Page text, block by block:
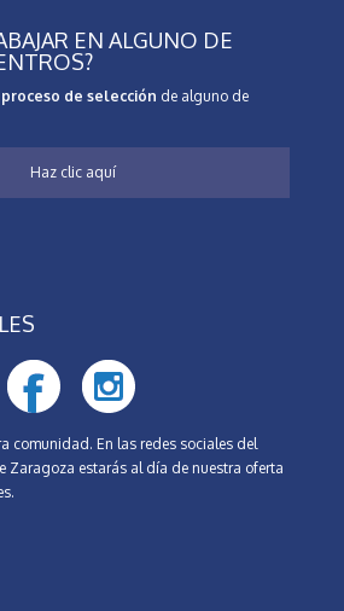
EN ALGUNO DE
proceso de selección de alguno de
Haz clic aquí
comunidad. En las redes sociales del
Zaragoza estarás al día de nuestra oferta